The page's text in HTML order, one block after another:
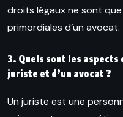
droits légaux ne sont
primordiales d’un avocat.
3. Quels sont les
juriste et d’un avocat ?
Un juriste est une